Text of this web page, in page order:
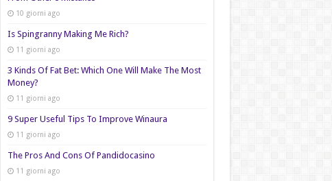
10 giorni ago
Is Spingranny Making Me Rich?
11 giorni ago
3 Kinds Of Fat Bet: Which One Will Make The Most
Money?
11 giorni ago
9 Super Useful Tips To Improve Winaura
11 giorni ago
The Pros And Cons Of Pandidocasino
11 giorni ago